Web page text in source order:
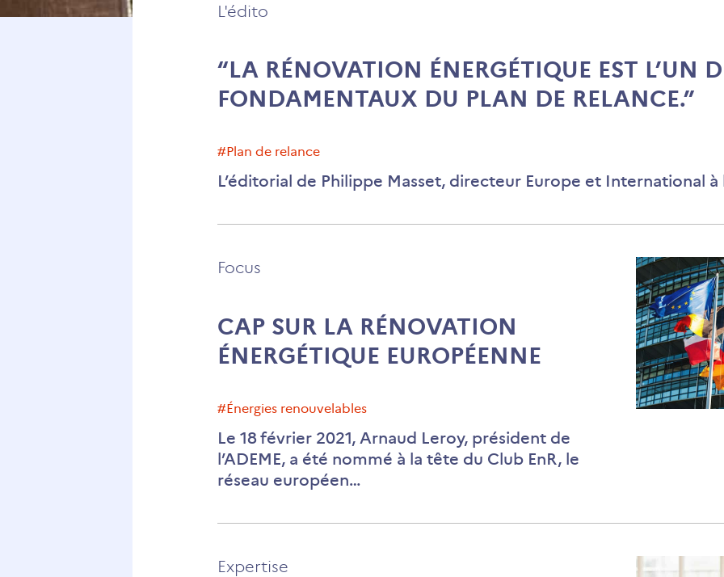
“LA RÉNOVATION ÉNERGÉTIQUE EST L’UN
FONDAMENTAUX DU PLAN DE RELANCE.”
L'édito
#plan de relance
L’éditorial de Philippe Masset, directeur Europe et International à
CAP SUR LA RÉNOVATION
ÉNERGÉTIQUE EUROPÉENNE
Focus
#énergies renouvelables
Le 18 février 2021, Arnaud Leroy, président de
l’ADEME, a été nommé à la tête du Club EnR, le
réseau européen…
Expertise